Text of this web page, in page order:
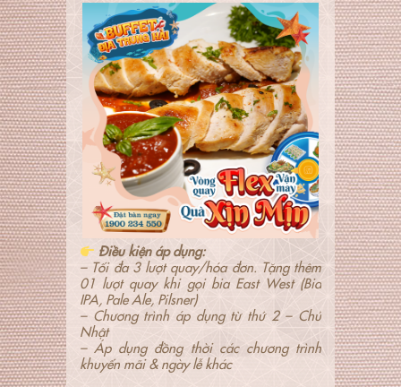
Điều kiện áp dụng:
– Tối đa 3 lượt quay/hóa đơn. Tặng thêm
01 lượt quay khi gọi bia East West (Bia
IPA, Pale Ale, Pilsner)
– Chương trình áp dụng từ thứ 2 – Chủ
Nhật
– Áp dụng đồng thời các chương trình
khuyến mãi & ngày lễ khác